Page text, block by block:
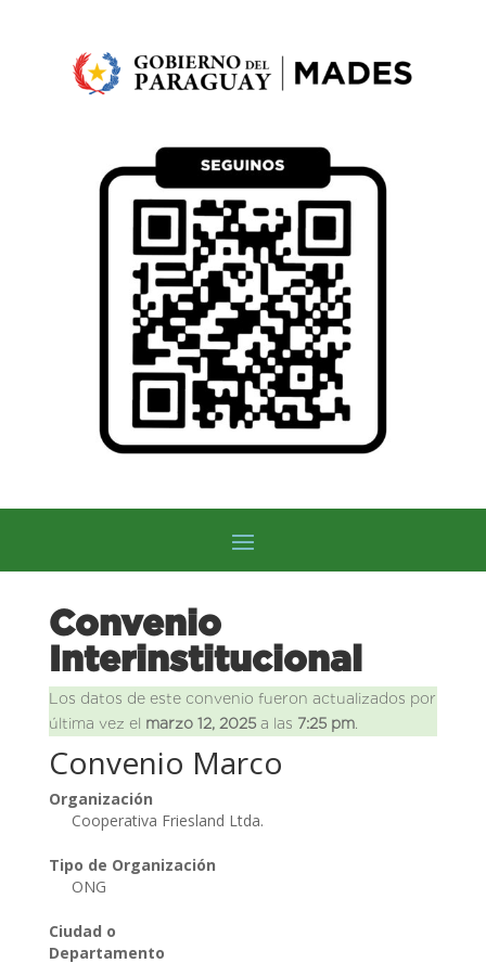
Convenio
Interinstitucional
Los datos de este convenio fueron actualizados por
última vez el marzo 12, 2025a las 7:25 pm.
Convenio Marco
Organización
Cooperativa Friesland Ltda.
Tipo de Organización
ONG
Ciudad o
Departamento